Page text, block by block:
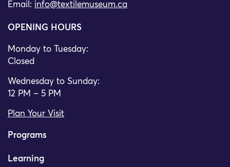
Email: info@textilemuseum.ca
OPENING HOURS
Monday to Tuesday:
Closed
Wednesday to Sunday:
12 PM – 5 PM
Plan Your Visit
Programs
Learning